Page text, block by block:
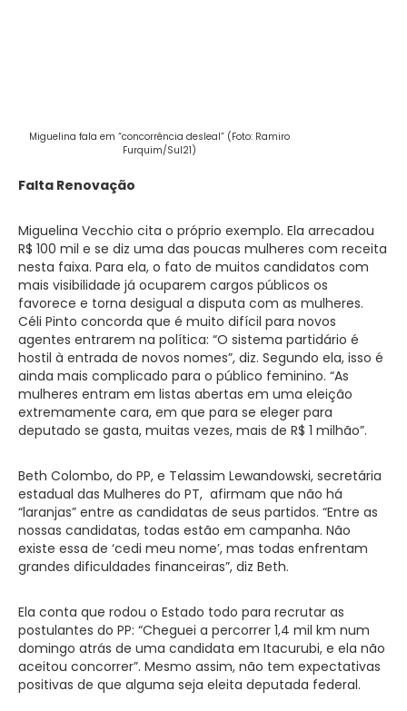
Miguelina fala em “concorrência desleal” (Foto: Ramiro
Furquim/Sul21)
Falta Renovação
Miguelina Vecchio cita o próprio exemplo. Ela arrecadou
R$ 100 mil e se diz uma das poucas mulheres com receita
nesta faixa. Para ela, o fato de muitos candidatos com
mais visibilidade já ocuparem cargos públicos os
favorece e torna desigual a disputa com as mulheres.
Céli Pinto concorda que é muito difícil para novos
agentes entrarem na política: “O sistema partidário é
hostil à entrada de novos nomes”, diz. Segundo ela, isso é
ainda mais complicado para o público feminino. “As
mulheres entram em listas abertas em uma eleição
extremamente cara, em que para se eleger para
deputado se gasta, muitas vezes, mais de R$ 1 milhão”.
Beth Colombo, do PP, e Telassim Lewandowski, secretária
estadual das Mulheres do PT, afirmam que não há
“laranjas” entre as candidatas de seus partidos. “Entre as
nossas candidatas, todas estão em campanha. Não
existe essa de ‘cedi meu nome’, mas todas enfrentam
grandes dificuldades financeiras”, diz Beth.
Ela conta que rodou o Estado todo para recrutar as
postulantes do PP: “Cheguei a percorrer 1,4 mil km num
domingo atrás de uma candidata em Itacurubi, e ela não
aceitou concorrer”. Mesmo assim, não tem expectativas
positivas de que alguma seja eleita deputada federal.